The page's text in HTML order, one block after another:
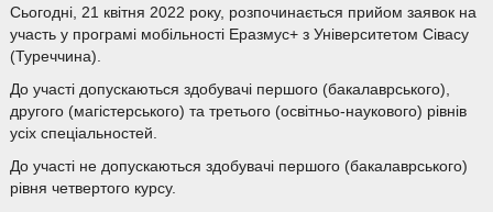
Сьогодні, 21 квітня 2022 року, розпочинається прийом заявок на
участь у програмі мобільності Еразмус+ з Університетом Сівасу
(Туреччина).
До участі допускаються здобувачі першого (бакалаврського),
другого (магістерського) та третього (освітньо-наукового) рівнів
усіх спеціальностей.
До участі не допускаються здобувачі першого (бакалаврського)
рівня четвертого курсу.